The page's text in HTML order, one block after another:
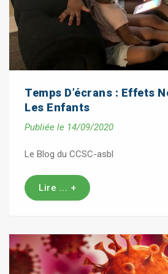
Temps D’écrans : Effets
Les Enfants
Publiée le 14/09/2020
Le Blog du CCSC-asbl
Lire ... +